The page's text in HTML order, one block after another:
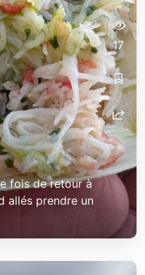
fois de retour à
allés prendre un
17